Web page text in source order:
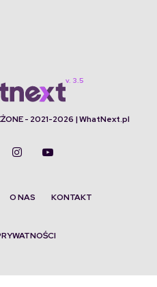
- 2021-2026 | WhatNext.pl
O NAS KONTAKT